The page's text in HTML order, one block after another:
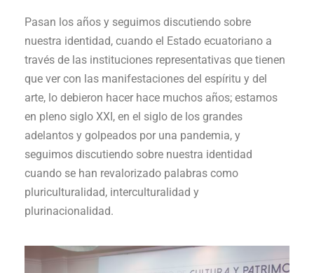
Pasan los años y seguimos discutiendo sobre
nuestra identidad, cuando el Estado ecuatoriano a
través de las instituciones representativas que tienen
que ver con las manifestaciones del espíritu y del
arte, lo debieron hacer hace muchos años; estamos
en pleno siglo XXI, en el siglo de los grandes
adelantos y golpeados por una pandemia, y
seguimos discutiendo sobre nuestra identidad
cuando se han revalorizado palabras como
pluriculturalidad, interculturalidad y
plurinacionalidad.